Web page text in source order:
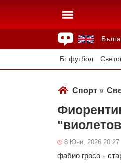
Здраве Времето
Бг футбол
Спорт»
8 Юни, 2026 20:27
фабио гросо -